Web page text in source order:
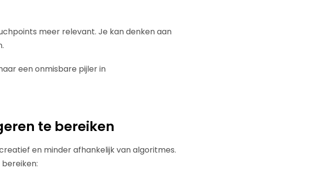
meer relevant. Je kan denken aan
een onmisbare pijler in
te bereiken
en minder afhankelijk van algoritmes.